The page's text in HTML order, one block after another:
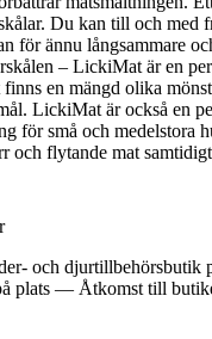
Du kan till och med
för ännu långsammare
– LickiMat är en
en mängd olika
LickiMat är också en
för små och medelstora
och flytande mat
och djurtillbehörsbutik
plats — Åtkomst till